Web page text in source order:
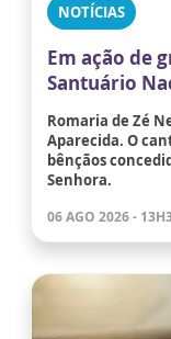
NOTÍCIAS
Em ação de
Santuário
Romaria de Zé
Aparecida. O
bênçãos
Senhora.
06 AGO 2026 -